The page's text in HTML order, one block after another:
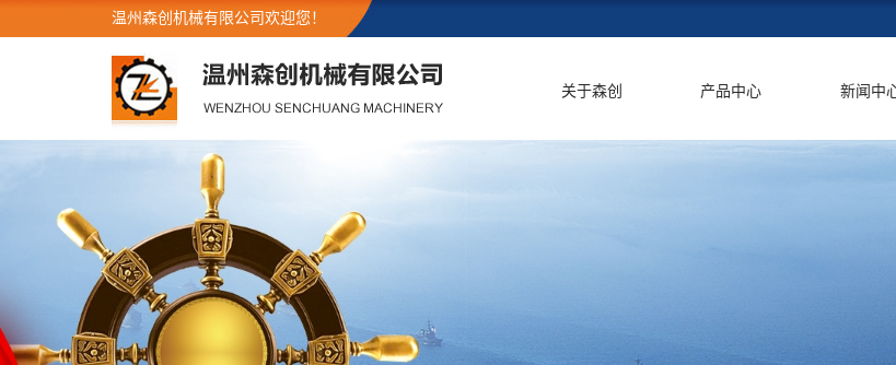
温州森创机械有限公司欢迎您！
关于森创 产品中心 新闻中